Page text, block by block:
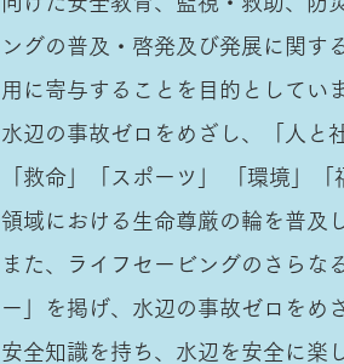
ングの普及・啓発及び発展に関す
用に寄与することを目的としてい
水辺の事故ゼロをめざし、「人と
「救命」「スポーツ」 「環境」
領域における生命尊厳の輪を普及
また、ライフセービングのさらな
ー」を掲げ、水辺の事故ゼロをめ
安全知識を持ち、水辺を安全に楽